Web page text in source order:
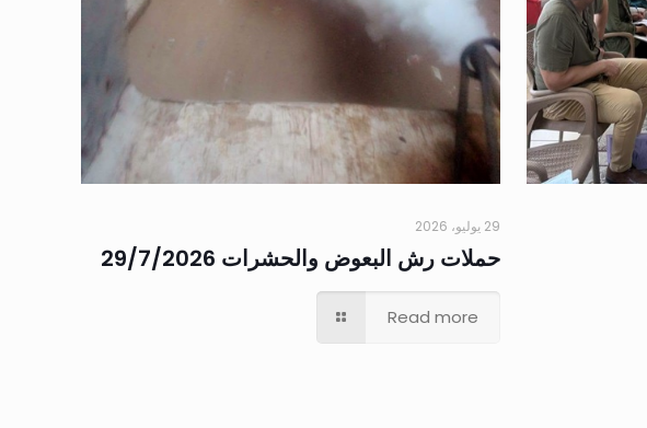
29 يوليو، 2026
حملات رش البعوض والحشرات 29/7/2026
Read more